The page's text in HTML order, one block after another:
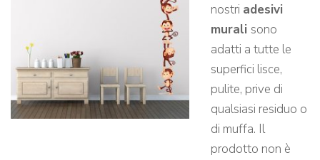
nostri adesivi
murali sono
adatti a tutte le
superfici lisce,
pulite, prive di
qualsiasi residuo o
di muffa. Il
prodotto non è